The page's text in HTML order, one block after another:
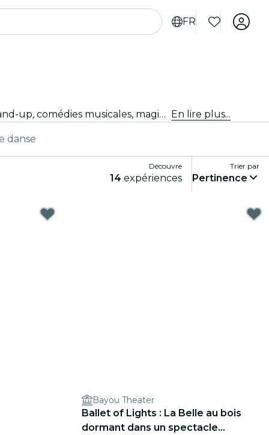
FR
Tu ne sais pas quoi faire ce soir ? Achète tes billets pour les meilleurs spectacles en direct à Houston : théâtre, stand-up, comédies musicales, magie et bien plus. En lire plus...
danse
Découvre
14 expériences
Trier par
Pertinence
Bayou Theater
Ballet of Lights : La Belle au bois
dormant dans un spectacle